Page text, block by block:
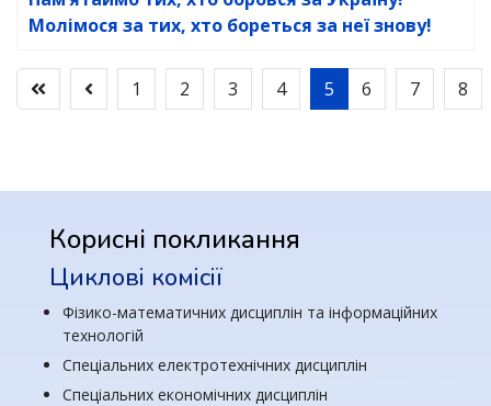
Молімося за тих, хто бореться за неї знову!
1 2 3 4 5 6 7 8
Корисні покликання
Циклові комісії
Фізико-математичних дисциплін та інформаційних
технологій
Спеціальних електротехнічних дисциплін
Спеціальних економічних дисциплін